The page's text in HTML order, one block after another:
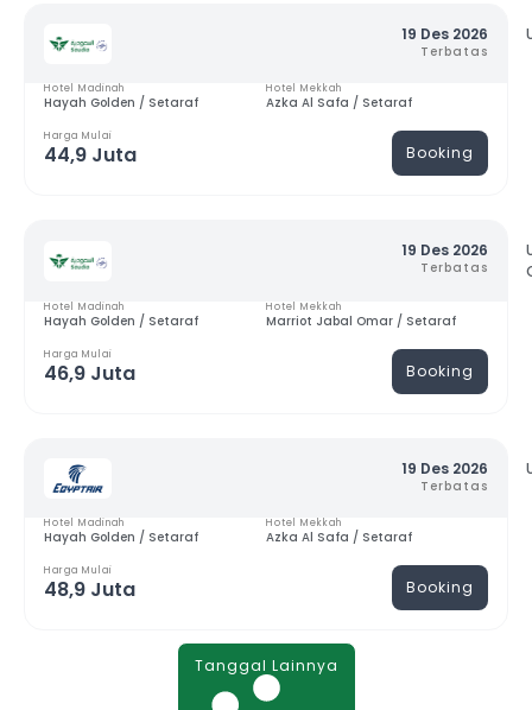
19 Des 2026
Terbatas
Hotel Madinah
Hayah Golden / Setaraf
Hotel Mekkah
Azka Al Safa / Setaraf
Harga Mulai
44,9 Juta Booking
19 Des 2026
Terbatas
Hotel Madinah
Hayah Golden / Setaraf
Hotel Mekkah
Marriot Jabal Omar / Setaraf
Harga Mulai
46,9 Juta Booking
19 Des 2026
Terbatas
Hotel Madinah
Hayah Golden / Setaraf
Hotel Mekkah
Azka Al Safa / Setaraf
Harga Mulai
48,9 Juta Booking
Tanggal Lainnya